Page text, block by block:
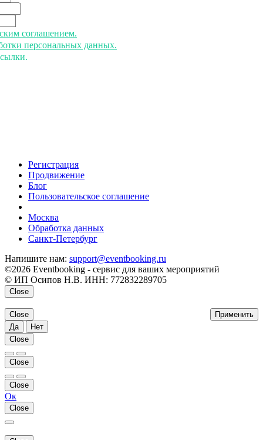
соглашением.
персональных данных.
Регистрация
Продвижение
Блог
Пользовательское соглашение
Москва
Обработка данных
Санкт-Петербург
Напишите нам: support@eventbooking.ru
©2026 Eventbooking - сервис для ваших мероприятий
© ИП Осипов Н.В. ИНН: 772832289705
Close
Применить
Close
Да
Нет
Close
Close
Close
Ок
Close